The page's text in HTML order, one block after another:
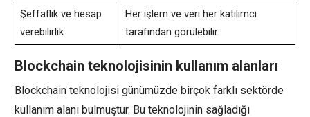
Şeffaflık ve hesap
verebilirlik
Her işlem ve veri her katılımcı
tarafından görülebilir.
Blockchain teknolojisinin kullanım alanları
Blockchain teknolojisi günümüzde birçok farklı sektörde
kullanım alanı bulmuştur. Bu teknolojinin sağladığı